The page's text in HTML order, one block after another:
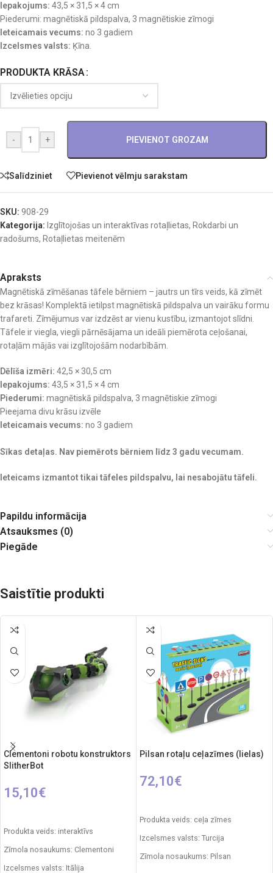
Iepakojums: 43,5 × 31,5 × 4 cm
Piederumi: magnētiskā pildspalva, 3 magnētiskie zīmogi
Ieteicamais vecums: no 3 gadiem
Izcelsmes valsts: Ķīna.
PRODUKTA KRĀSA
- + PIEVIENOT GROZAM
Salīdziniet Pievienot vēlmju sarakstam
SKU: 908-29
Kategorija: Izglītojošas un interaktīvas rotaļlietas, Rokdarbi un
radošums, Rotaļlietas meitenēm
Apraksts
Magnētiskā zīmēšanas tāfele bērniem – jautrs un tīrs veids, kā zīmēt
bez krāsas! Komplektā ietilpst magnētiskā pildspalva un vairāku formu
trafareti. Zīmējumus var izdzēst ar vienu kustību, izmantojot slīdni.
Tāfele ir viegla, viegli pārnēsājama un ideāli piemērota ceļošanai,
rotaļām mājās vai izglītojošām nodarbībām.
Dēlīša izmēri: 42,5 × 30,5 cm
Iepakojums: 43,5 × 31,5 × 4 cm
Piederumi: magnētiskā pildspalva, 3 magnētiskie zīmogi
Pieejama divu krāsu izvēle
Ieteicamais vecums: no 3 gadiem
Sīkas detaļas. Nav piemērots bērniem līdz 3 gadu vecumam.
Ieteicams izmantot tikai tāfeles pildspalvu, lai nesabojātu tāfeli.
Papildu informācija
Atsauksmes (0)
Piegāde
Saistītie produkti
Clementoni robotu konstruktors
SlitherBot
15,10€
Produkta veids: interaktīvs
Zīmola nosaukums: Clementoni
Izcelsmes valsts: Itālija
Pilsan rotaļu ceļazīmes (lielas)
72,10€
Produkta veids: ceļa zīmes
Izcelsmes valsts: Turcija
Zīmola nosaukums: Pilsan